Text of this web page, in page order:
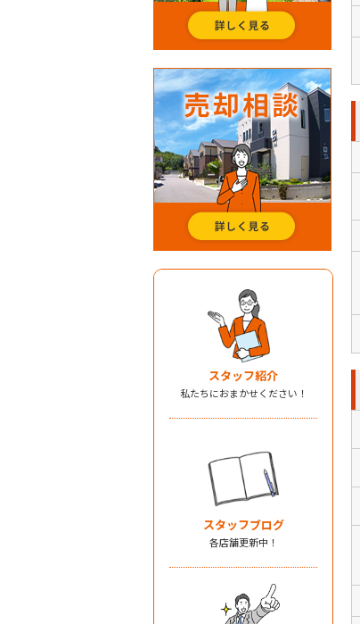
スタッフ紹介
私たちにおまかせください！
スタッフブログ
各店舗更新中！